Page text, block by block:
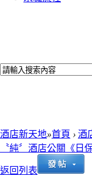
酒店新天地»首頁 › 酒
〝純〞酒店公關《日
返回列表